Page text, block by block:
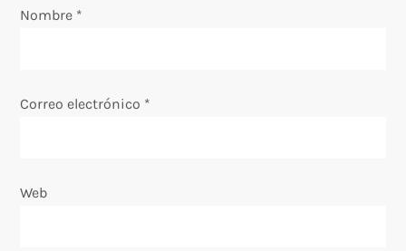
e
t
a
Nombre *
Correo electrónico *
Web